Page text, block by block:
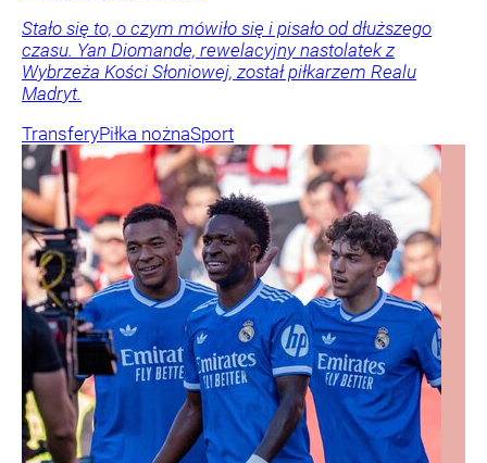
Stało się to, o czym mówiło się i pisało od dłuższego
czasu. Yan Diomande, rewelacyjny nastolatek z
Wybrzeża Kości Słoniowej, został piłkarzem Realu
Madryt.
TransferyPiłka nożnaSport